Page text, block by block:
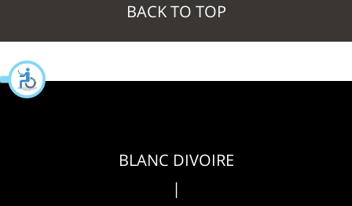
BACK TO TOP
BLANC DIVOIRE
|